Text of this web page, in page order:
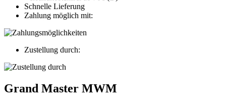
Schnelle Lieferung
Zahlung möglich mit:
Zustellung durch:
Grand Master MWM